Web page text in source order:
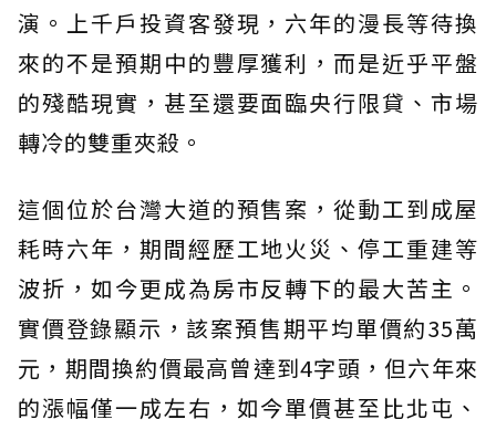
演。上千戶投資客發現，六年的漫長等待換
來的不是預期中的豐厚獲利，而是近乎平盤
的殘酷現實，甚至還要面臨央行限貸、市場
轉冷的雙重夾殺。
這個位於台灣大道的預售案，從動工到成屋
耗時六年，期間經歷工地火災、停工重建等
波折，如今更成為房市反轉下的最大苦主。
實價登錄顯示，該案預售期平均單價約35萬
元，期間換約價最高曾達到4字頭，但六年來
的漲幅僅一成左右，如今單價甚至比北屯、